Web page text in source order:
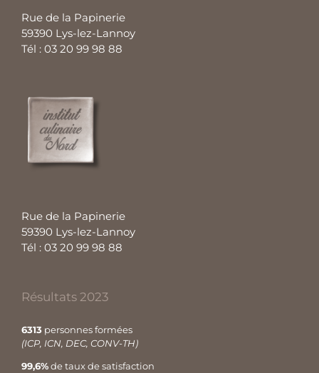
Rue de la Papinerie
59390 Lys-lez-Lannoy
Tél : 03 20 99 98 88
Rue de la Papinerie
59390 Lys-lez-Lannoy
Tél : 03 20 99 98 88
Résultats 2023
6313 personnes formées
(ICP, ICN, DEC, CONV-TH)
99,6%de taux de satisfaction